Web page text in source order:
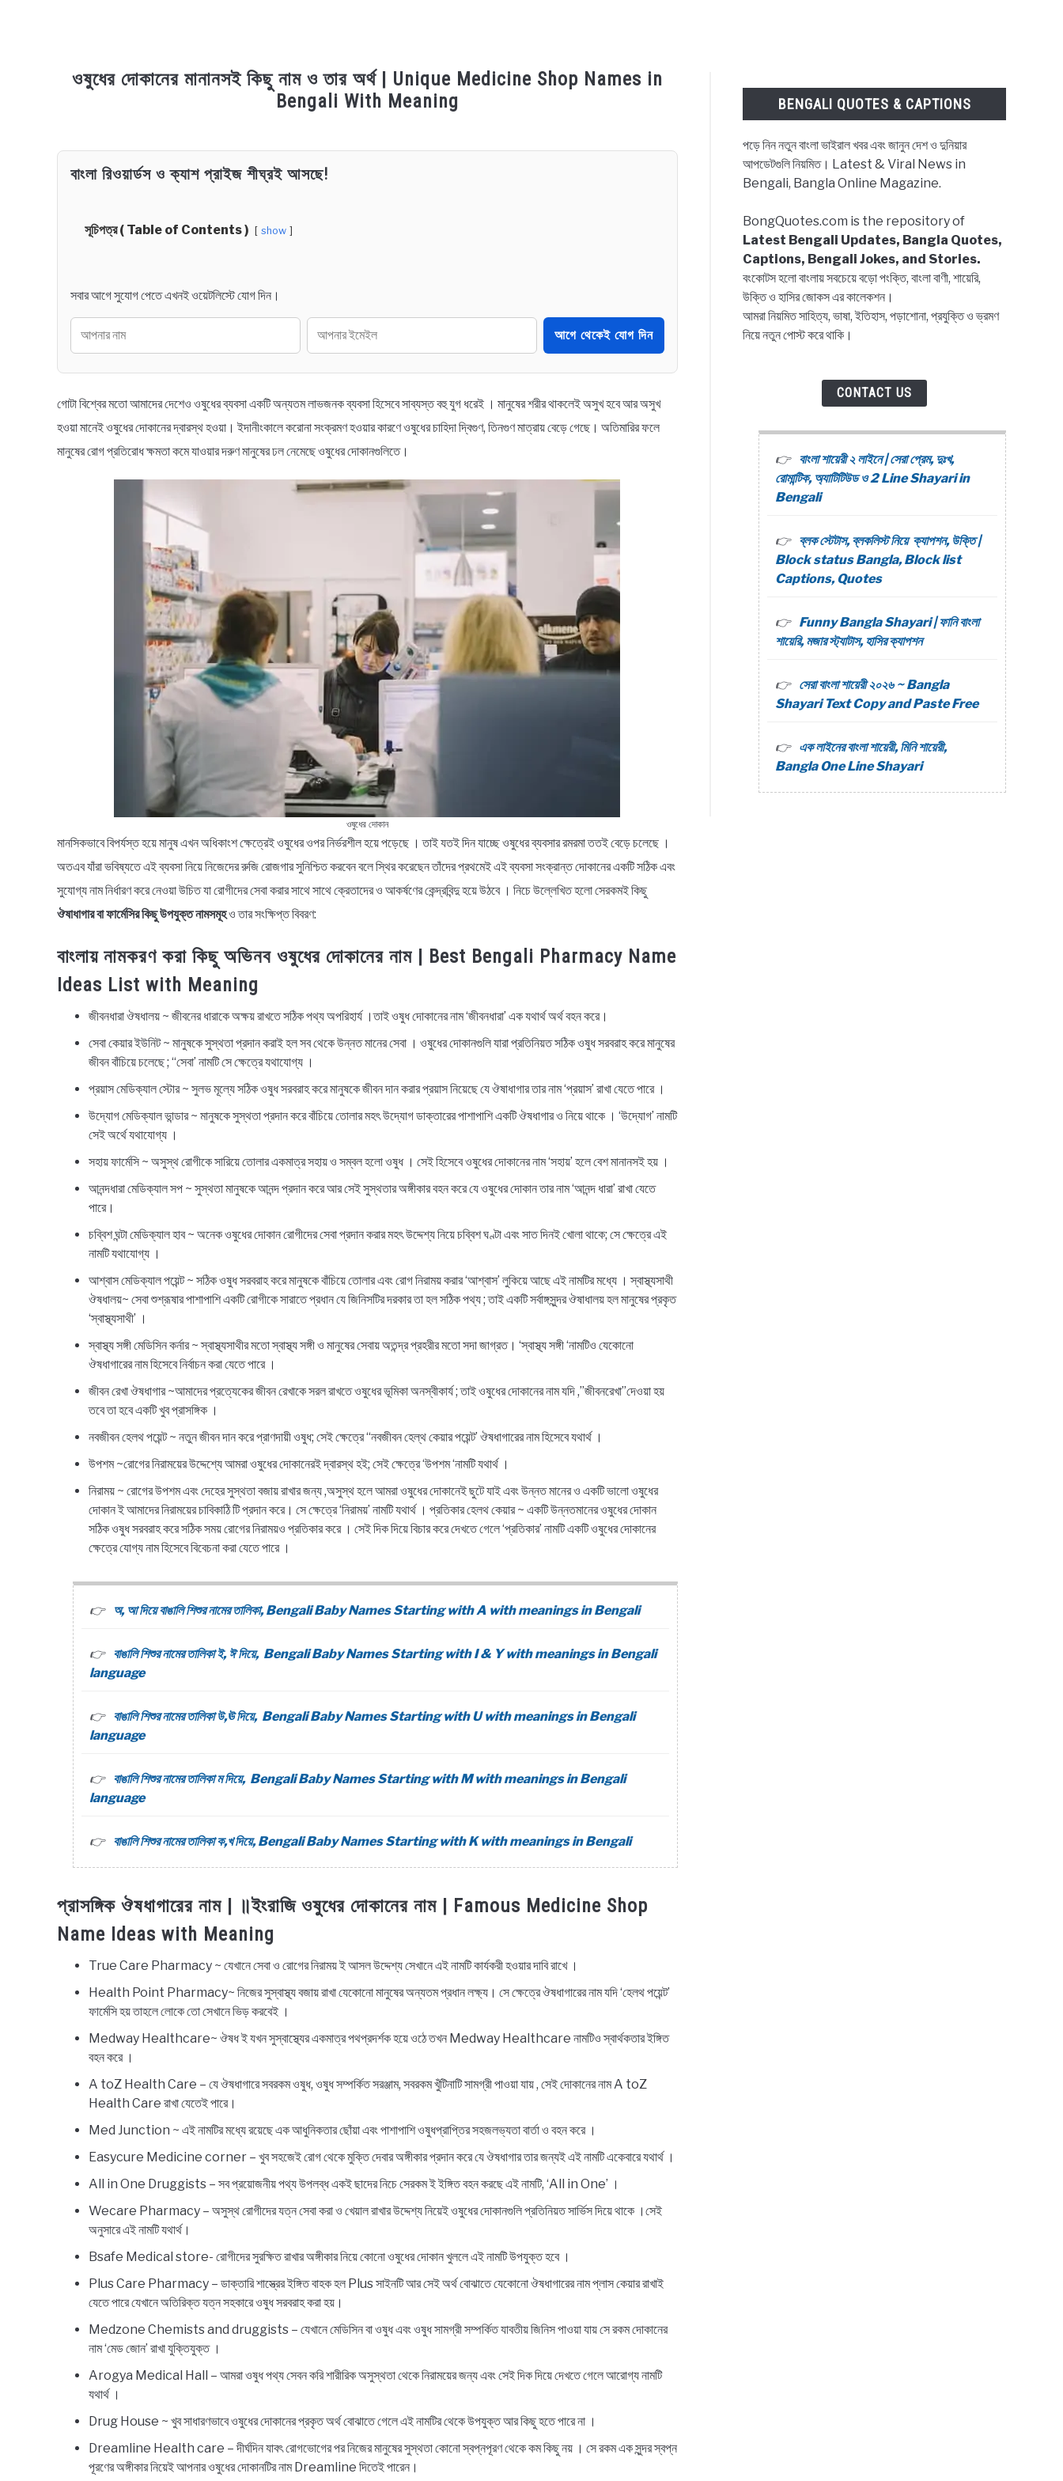
ওষুধের দোকানের মানানসই কিছু নাম ও তার অর্থ | Unique Medicine Shop Names in
Bengali With Meaning
in
Names
বাংলা রিওয়ার্ডস ও ক্যাশ প্রাইজ শীঘ্রই আসছে!
সূচিপত্র ( Table of Contents ) show
সবার আগে সুযোগ পেতে এখনই ওয়েটলিস্টে যোগ দিন।
আগে থেকেই যোগ দিন
গোটা বিশ্বের মতো আমাদের দেশেও ওষুধের ব্যবসা একটি অন্যতম লাভজনক ব্যবসা হিসেবে সাব্যস্ত বহু যুগ ধরেই । মানুষের শরীর থাকলেই অসুখ হবে আর অসুখ
হওয়া মানেই ওষুধের দোকানের দ্বারস্থ হওয়া। ইদানীংকালে করোনা সংক্রমণ হওয়ার কারণে ওষুধের চাহিদা দ্বিগুণ, তিনগুণ মাত্রায় বেড়ে গেছে। অতিমারির ফলে
মানুষের রোগ প্রতিরোধ ক্ষমতা কমে যাওয়ার দরুণ মানুষের ঢল নেমেছে ওষুধের দোকানগুলিতে।
ওষুধের দোকান
মানসিকভাবে বিপর্যস্ত হয়ে মানুষ এখন অধিকাংশ ক্ষেত্রেই ওষুধের ওপর নির্ভরশীল হয়ে পড়েছে । তাই যতই দিন যাচ্ছে ওষুধের ব্যবসার রমরমা ততই বেড়ে চলেছে ।
অতএব যাঁরা ভবিষ্যতে এই ব্যবসা নিয়ে নিজেদের রুজি রোজগার সুনিশ্চিত করবেন বলে স্থির করেছেন তাঁদের প্রথমেই এই ব্যবসা সংক্রান্ত দোকানের একটি সঠিক এবং
সুযোগ্য নাম নির্ধারণ করে নেওয়া উচিত যা রোগীদের সেবা করার সাথে সাথে ক্রেতাদের ও আকর্ষণের কেন্দ্রবিন্দু হয়ে উঠবে । নিচে উল্লেখিত হলো সেরকমই কিছু
ঔষাধাগার বা ফার্মেসির কিছু উপযুক্ত নামসমূহও তার সংক্ষিপ্ত বিবরণ:
বাংলায় নামকরণ করা কিছু অভিনব ওষুধের দোকানের নাম | Best Bengali Pharmacy Name
Ideas List with Meaning
জীবনধারা ঔষধালয় ~ জীবনের ধারাকে অক্ষয় রাখতে সঠিক পথ্য অপরিহার্য ।তাই ওষুধ দোকানের নাম ‘জীবনধারা’ এক যথার্থ অর্থ বহন করে।
সেবা কেয়ার ইউনিট ~ মানুষকে সুস্থতা প্রদান করাই হল সব থেকে উন্নত মানের সেবা । ওষুধের দোকানগুলি যারা প্রতিনিয়ত সঠিক ওষুধ সরবরাহ করে মানুষের
জীবন বাঁচিয়ে চলেছে ; “সেবা’ নামটি সে ক্ষেত্রে যথাযোগ্য ।
প্রয়াস মেডিক্যাল স্টোর ~ সুলভ মূল্যে সঠিক ওষুধ সরবরাহ করে মানুষকে জীবন দান করার প্রয়াস নিয়েছে যে ঔষাধাগার তার নাম ‘প্রয়াস’ রাখা যেতে পারে ।
উদ্যোগ মেডিক্যাল ভান্ডার ~ মানুষকে সুস্থতা প্রদান করে বাঁচিয়ে তোলার মহৎ উদ্যোগ ডাক্তারের পাশাপাশি একটি ঔষধাগার ও নিয়ে থাকে । ‘উদ্যোগ’ নামটি
সেই অর্থে যথাযোগ্য ।
সহায় ফার্মেসি ~ অসুস্থ রোগীকে সারিয়ে তোলার একমাত্র সহায় ও সম্বল হলো ওষুধ । সেই হিসেবে ওষুধের দোকানের নাম ‘সহায়’ হলে বেশ মানানসই হয় ।
আনন্দধারা মেডিক্যাল সপ ~ সুস্থতা মানুষকে আনন্দ প্রদান করে আর সেই সুস্থতার অঙ্গীকার বহন করে যে ওষুধের দোকান তার নাম ‘আনন্দ ধারা’ রাখা যেতে
পারে।
চব্বিশ ঘন্টা মেডিক্যাল হাব ~ অনেক ওষুধের দোকান রোগীদের সেবা প্রদান করার মহৎ উদ্দেশ্য নিয়ে চব্বিশ ঘণ্টা এবং সাত দিনই খোলা থাকে; সে ক্ষেত্রে এই
নামটি যথাযোগ্য ।
আশ্বাস মেডিক্যাল পয়েন্ট ~ সঠিক ওষুধ সরবরাহ করে মানুষকে বাঁচিয়ে তোলার এবং রোগ নিরাময় করার ‘আশ্বাস’ লুকিয়ে আছে এই নামটির মধ্যে । স্বাস্থ্যসাথী
ঔষধালয়~ সেবা শুশ্রূষার পাশাপাশি একটি রোগীকে সারাতে প্রধান যে জিনিসটির দরকার তা হল সঠিক পথ্য ; তাই একটি সর্বাঙ্গসুন্দর ঔষাধালয় হল মানুষের প্রকৃত
‘স্বাস্থ্যসাথী’ ।
স্বাস্থ্য সঙ্গী মেডিসিন কর্নার ~ স্বাস্থ্যসাথীর মতো স্বাস্থ্য সঙ্গী ও মানুষের সেবায় অতন্দ্র প্রহরীর মতো সদা জাগ্রত। ‘স্বাস্থ্য সঙ্গী ‘নামটিও যেকোনো
ঔষধাগারের নাম হিসেবে নির্বাচন করা যেতে পারে ।
জীবন রেখা ঔষধাগার ~আমাদের প্রত্যেকের জীবন রেখাকে সরল রাখতে ওষুধের ভূমিকা অনস্বীকার্য ; তাই ওষুধের দোকানের নাম যদি ,”জীবনরেখা”দেওয়া হয়
তবে তা হবে একটি খুব প্রাসঙ্গিক ।
নবজীবন হেলথ পয়েন্ট ~ নতুন জীবন দান করে প্রাণদায়ী ওষুধ; সেই ক্ষেত্রে “নবজীবন হেল্থ কেয়ার পয়েন্ট’ ঔষধাগারের নাম হিসেবে যথার্থ ।
উপশম ~রোগের নিরাময়ের উদ্দেশ্যে আমরা ওষুধের দোকানেরই দ্বারস্থ হই; সেই ক্ষেত্রে ‘উপশম ‘নামটি যথার্থ ।
নিরাময় ~ রোগের উপশম এবং দেহের সুস্থতা বজায় রাখার জন্য ,অসুস্থ হলে আমরা ওষুধের দোকানেই ছুটে যাই এবং উন্নত মানের ও একটি ভালো ওষুধের
দোকান ই আমাদের নিরাময়ের চাবিকাঠি টি প্রদান করে। সে ক্ষেত্রে ‘নিরাময়’ নামটি যথার্থ । প্রতিকার হেলথ কেয়ার ~ একটি উন্নতমানের ওষুধের দোকান
সঠিক ওষুধ সরবরাহ করে সঠিক সময় রোগের নিরাময়ও প্রতিকার করে । সেই দিক দিয়ে বিচার করে দেখতে গেলে ‘প্রতিকার’ নামটি একটি ওষুধের দোকানের
ক্ষেত্রে যোগ্য নাম হিসেবে বিবেচনা করা যেতে পারে ।
অ, আ দিয়ে বাঙালি শিশুর নামের তালিকা, Bengali Baby Names Starting with A with meanings in Bengali
বাঙালি শিশুর নামের তালিকা ই, ঈ দিয়ে, Bengali Baby Names Starting with I & Y with meanings in Bengali
language
বাঙালি শিশুর নামের তালিকা উ,ঊ দিয়ে, Bengali Baby Names Starting with U with meanings in Bengali
language
বাঙালি শিশুর নামের তালিকা ম দিয়ে, Bengali Baby Names Starting with M with meanings in Bengali
language
বাঙালি শিশুর নামের তালিকা ক,খ দিয়ে, Bengali Baby Names Starting with K with meanings in Bengali
প্রাসঙ্গিক ঔষধাগারের নাম | ॥ইংরাজি ওষুধের দোকানের নাম | Famous Medicine Shop
Name Ideas with Meaning
True Care Pharmacy ~ যেখানে সেবা ও রোগের নিরাময় ই আসল উদ্দেশ্য সেখানে এই নামটি কার্যকরী হওয়ার দাবি রাখে ।
Health Point Pharmacy~ নিজের সুস্বাস্থ্য বজায় রাখা যেকোনো মানুষের অন্যতম প্রধান লক্ষ্য। সে ক্ষেত্রে ঔষধাগারের নাম যদি ‘হেলথ পয়েন্ট’
ফার্মেসি হয় তাহলে লোকে তো সেখানে ভিড় করবেই ।
Medway Healthcare~ ঔষধ ই যখন সুস্বাস্থ্যের একমাত্র পথপ্রদর্শক হয়ে ওঠে তখন Medway Healthcare নামটিও স্বার্থকতার ইঙ্গিত
বহন করে ।
A toZ Health Care – যে ঔষধাগারে সবরকম ওষুধ, ওষুধ সম্পর্কিত সরঞ্জাম, সবরকম খুঁটিনাটি সামগ্রী পাওয়া যায় , সেই দোকানের নাম A toZ
Health Care রাখা যেতেই পারে।
Med Junction ~ এই নামটির মধ্যে রয়েছে এক আধুনিকতার ছোঁয়া এবং পাশাপাশি ওষুধপ্রাপ্তির সহজলভ্যতা বার্তা ও বহন করে ।
Easycure Medicine corner – খুব সহজেই রোগ থেকে মুক্তি দেবার অঙ্গীকার প্রদান করে যে ঔষধাগার তার জন্যই এই নামটি একেবারে যথার্থ ।
All in One Druggists – সব প্রয়োজনীয় পথ্য উপলব্ধ একই ছাদের নিচে সেরকম ই ইঙ্গিত বহন করছে এই নামটি, ‘All in One’ ।
Wecare Pharmacy – অসুস্থ রোগীদের যত্ন সেবা করা ও খেয়াল রাখার উদ্দেশ্য নিয়েই ওষুধের দোকানগুলি প্রতিনিয়ত সার্ভিস দিয়ে থাকে ।সেই
অনুসারে এই নামটি যথার্থ।
Bsafe Medical store- রোগীদের সুরক্ষিত রাখার অঙ্গীকার নিয়ে কোনো ওষুধের দোকান খুললে এই নামটি উপযুক্ত হবে ।
Plus Care Pharmacy – ডাক্তারি শাস্ত্রের ইঙ্গিত বাহক হল Plus সাইনটি আর সেই অর্থ বোঝাতে যেকোনো ঔষধাগারের নাম প্লাস কেয়ার রাখাই
যেতে পারে যেখানে অতিরিক্ত যত্ন সহকারে ওষুধ সরবরাহ করা হয়।
Medzone Chemists and druggists – যেখানে মেডিসিন বা ওষুধ এবং ওষুধ সামগ্রী সম্পর্কিত যাবতীয় জিনিস পাওয়া যায় সে রকম দোকানের
নাম ‘মেড জোন’ রাখা যুক্তিযুক্ত ।
Arogya Medical Hall – আমরা ওষুধ পথ্য সেবন করি শারীরিক অসুস্থতা থেকে নিরাময়ের জন্য এবং সেই দিক দিয়ে দেখতে গেলে আরোগ্য নামটি
যথার্থ ।
Drug House ~ খুব সাধারণভাবে ওষুধের দোকানের প্রকৃত অর্থ বোঝাতে গেলে এই নামটির থেকে উপযুক্ত আর কিছু হতে পারে না ।
Dreamline Health care – দীর্ঘদিন যাবৎ রোগভোগের পর নিজের মানুষের সুস্থতা কোনো স্বপ্নপূরণ থেকে কম কিছু নয় । সে রকম এক সুন্দর স্বপ্ন
পূরণের অঙ্গীকার নিয়েই আপনার ওষুধের দোকানটির নাম Dreamline দিতেই পারেন।
BENGALI QUOTES & CAPTIONS
পড়ে নিন নতুন বাংলা ভাইরাল খবর এবং জানুন দেশ ও দুনিয়ার
আপডেটগুলি নিয়মিত। Latest & Viral News in
Bengali, Bangla Online Magazine.
BongQuotes.com is the repository of
Latest Bengali Updates, Bangla Quotes,
Captions, Bengali Jokes, and Stories.
বংকোটস হলো বাংলায় সবচেয়ে বড়ো পংক্তি, বাংলা বাণী, শায়েরি,
উক্তি ও হাসির জোকস এর কালেকশন।
আমরা নিয়মিত সাহিত্য, ভাষা, ইতিহাস, পড়াশোনা, প্রযুক্তি ও ভ্রমণ
নিয়ে নতুন পোস্ট করে থাকি।
CONTACT US
বাংলা শায়েরী ২ লাইনে | সেরা প্রেম, দুঃখ,
রোমান্টিক, অ্যাটিটিউড ও 2 Line Shayari in
Bengali
ব্লক স্টেটাস, ব্লকলিস্ট নিয়ে ক্যাপশন, উক্তি |
Block status Bangla, Block list
Captions, Quotes
Funny Bangla Shayari | ফানি বাংলা
শায়েরি, মজার স্ট্যাটাস, হাসির ক্যাপশন
সেরা বাংলা শায়েরী ২০২৬ ~ Bangla
Shayari Text Copy and Paste Free
এক লাইনের বাংলা শায়েরী, মিনি শায়েরী,
Bangla One Line Shayari